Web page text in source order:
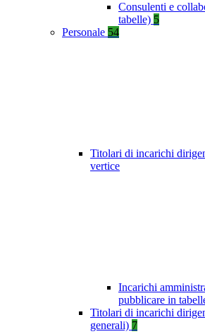
Consulenti e
tabelle) 5
Personale 54
Titolari di incarichi
vertice
Incarichi
pubblicare in
Titolari di incarichi
generali) 7